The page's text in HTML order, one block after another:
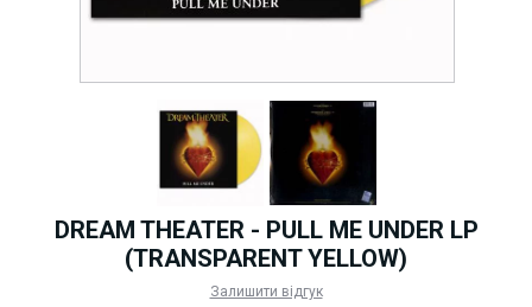
DREAM THEATER - PULL ME UNDER LP
(TRANSPARENT YELLOW)
Залишити відгук